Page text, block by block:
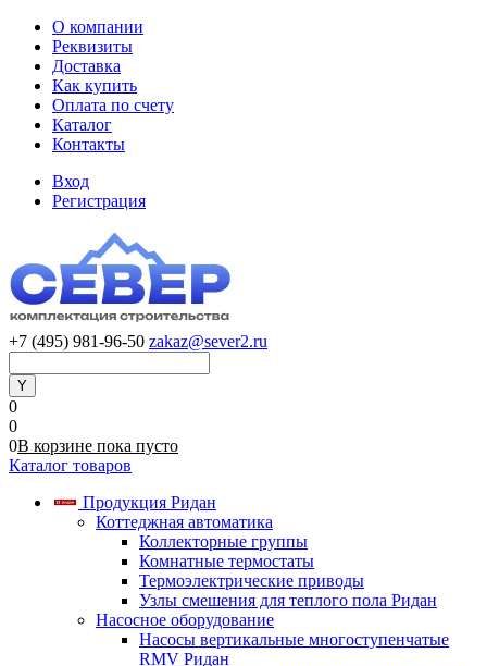
О компании
Реквизиты
Доставка
Как купить
Оплата по счету
Каталог
Контакты
Вход
Регистрация
+7 (495) 981-96-50 zakaz@sever2.ru
0
0
0В корзине пока пусто
Каталог товаров
Продукция Ридан
Коттеджная автоматика
Коллекторные группы
Комнатные термостаты
Термоэлектрические приводы
Узлы смешения для теплого пола Ридан
Насосное оборудование
Насосы вертикальные многоступенчатые
RMV Ридан